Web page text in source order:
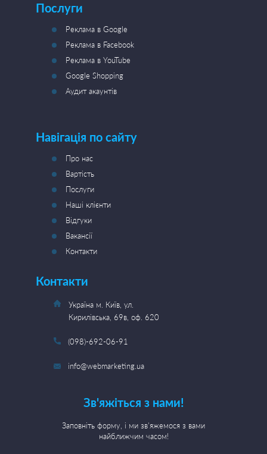
Послуги
Реклама в Google
Реклама в Facebook
Реклама в YouTube
Google Shopping
Аудит акаунтів
Навігація по сайту
Про нас
Вартість
Послуги
Наші клієнти
Відгуки
Вакансії
Контакти
Контакти
Україна м. Київ, ул.
Кирилівська, 69в, оф. 620
(098)-692-06-91
info@webmarketing.ua
Зв'яжіться з нами!
Заповніть форму, і ми зв'яжемося з вами
найближчим часом!